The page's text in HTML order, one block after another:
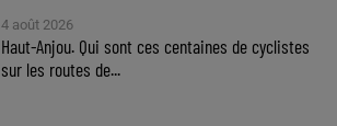
4 août 2026
Haut-Anjou. Qui sont ces centaines de cyclistes
sur les routes de...